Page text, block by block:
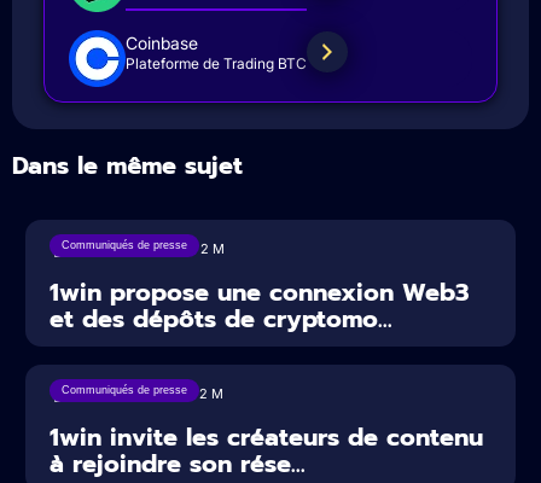
Coinbase
Plateforme de Trading BTC
Dans le même sujet
Communiqués de presse
04/08/2026 2 M
1win propose une connexion Web3
et des dépôts de cryptomo...
Communiqués de presse
23/07/2026 2 M
1win invite les créateurs de contenu
à rejoindre son rése...